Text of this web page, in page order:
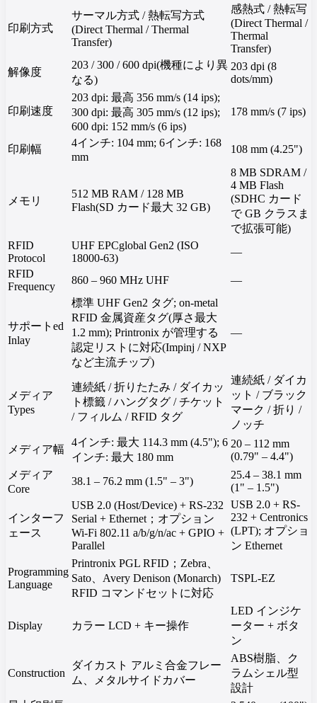
印刷方式
サーマル方式 / 熱転写方式
(Direct Thermal / Thermal
Transfer)
感熱式 / 熱転写
(Direct Thermal /
Thermal
Transfer)
解像度
203 / 300 / 600 dpi(機種により異
なる)
203 dpi (8
dots/mm)
印刷速度
203 dpi: 最高 356 mm/s (14 ips);
300 dpi: 最高 305 mm/s (12 ips);
600 dpi: 152 mm/s (6 ips)
178 mm/s (7 ips)
印刷幅
4インチ: 104 mm; 6インチ: 168
mm
108 mm (4.25")
メモリ
512 MB RAM / 128 MB
Flash(SD カード最大 32 GB)
8 MB SDRAM /
4 MB Flash
(SDHC カード
で GB クラスま
で拡張可能)
RFID
Protocol
UHF EPCglobal Gen2 (ISO
18000-63)
—
RFID
Frequency
860 – 960 MHz UHF —
サポートed
Inlay
標準 UHF Gen2 タグ; on-metal
RFID 金属資産タグ(厚さ最大
1.2 mm); Printronix が管理する
認定リストに対応(Impinj / NXP
など主流チップ)
—
メディア
Types
連続紙 / 折りたたみ / ダイカッ
ト標籤 / ハングタグ / チケット
/ フィルム / RFID タグ
連続紙 / ダイカ
ット / ブラック
マーク / 折り /
ノッチ
メディア幅
4インチ: 最大 114.3 mm (4.5"); 6
インチ: 最大 180 mm
20 – 112 mm
(0.79" – 4.4")
メディア
Core
38.1 – 76.2 mm (1.5" – 3")
25.4 – 38.1 mm
(1" – 1.5")
インターフ
ェース
USB 2.0 (Host/Device) + RS-232
Serial + Ethernet；オプション
Wi-Fi 802.11 a/b/g/n/ac + GPIO +
Parallel
USB 2.0 + RS-
232 + Centronics
(LPT); オプショ
ン Ethernet
Programming
Language
Printronix PGL RFID；Zebra、
Sato、Avery Denison (Monarch)
RFID コマンドセットに対応
TSPL-EZ
Display カラー LCD + キー操作
LED インジケ
ーター + ボタ
ン
Construction
ダイカスト アルミ合金フレー
ム、メタルサイドカバー
ABS樹脂、ク
ラムシェル型
設計